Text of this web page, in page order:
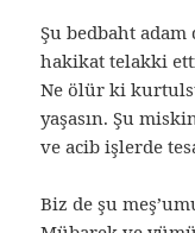
Şu bedbaht
hakikat telakki
Ne ölür ki
yaşasın. Şu
ve acib işlerde
Biz de şu